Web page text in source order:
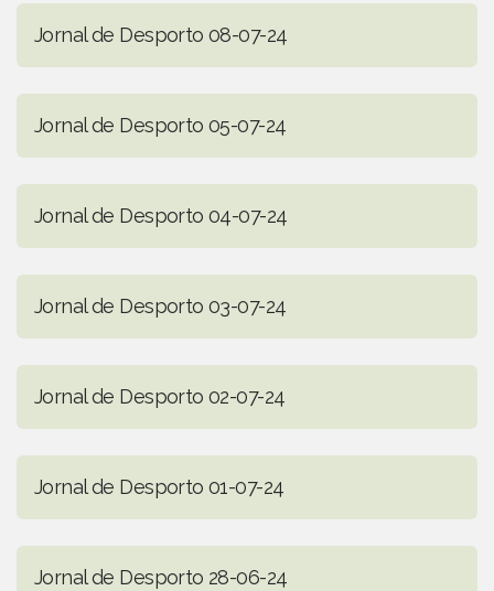
Jornal de Desporto 08-07-24
Jornal de Desporto 05-07-24
Jornal de Desporto 04-07-24
Jornal de Desporto 03-07-24
Jornal de Desporto 02-07-24
Jornal de Desporto 01-07-24
Jornal de Desporto 28-06-24